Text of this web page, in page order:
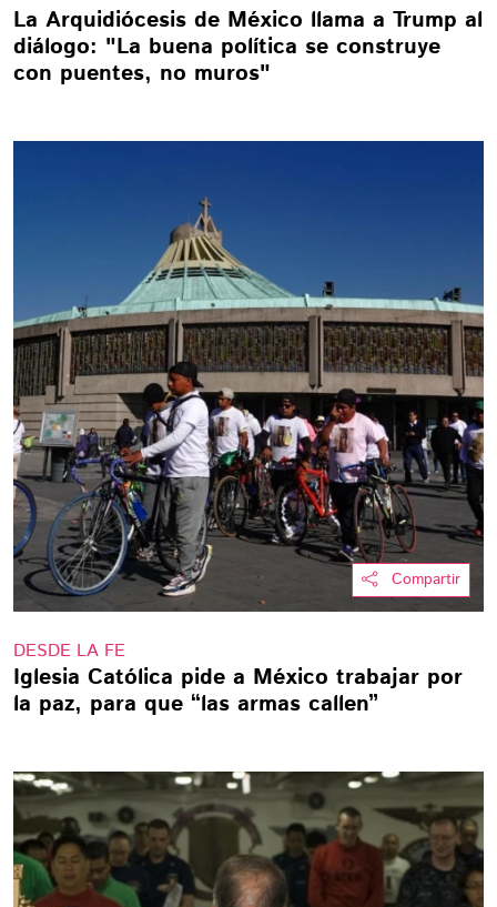
La Arquidiócesis de México llama a Trump al
diálogo: "La buena política se construye
con puentes, no muros"
Compartir
DESDE LA FE
Iglesia Católica pide a México trabajar por
la paz, para que “las armas callen”